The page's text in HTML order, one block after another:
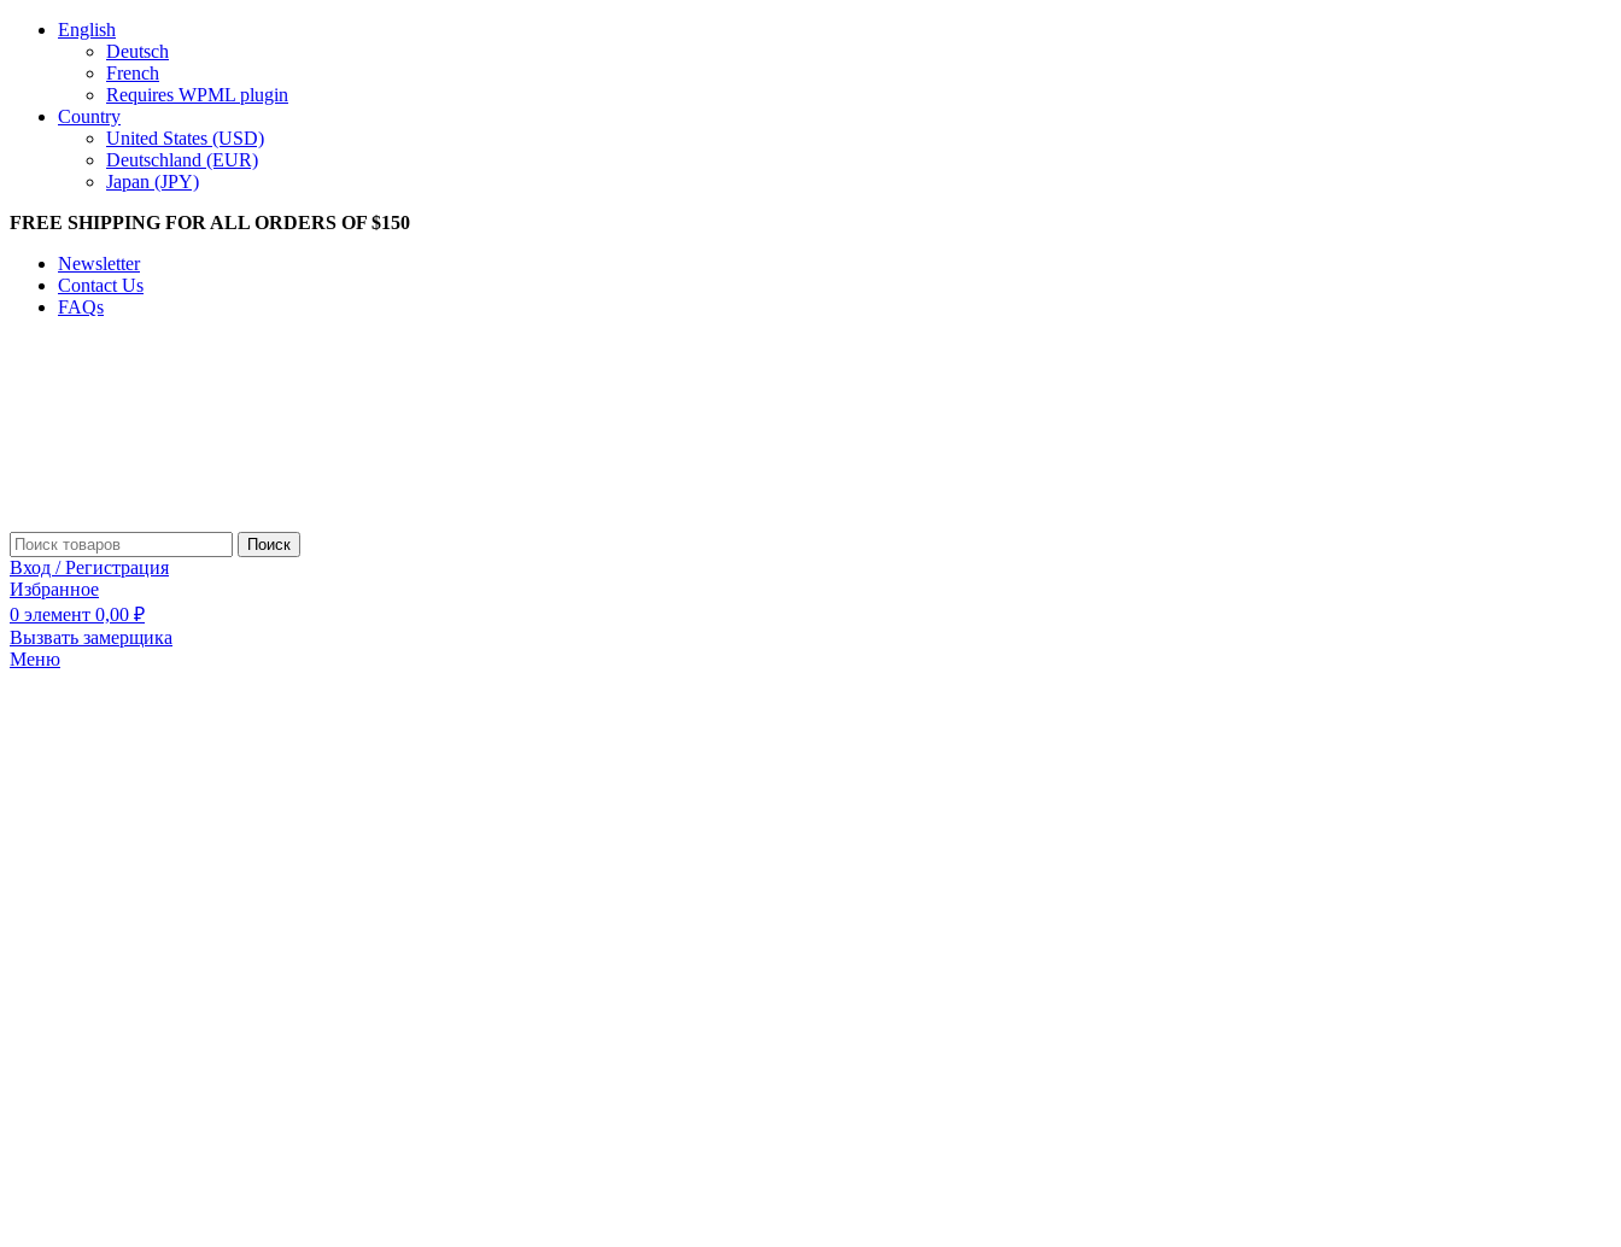
English
Deutsch
French
Requires WPML plugin
Country
United States (USD)
Deutschland (EUR)
Japan (JPY)
FREE SHIPPING FOR ALL ORDERS OF $150
Newsletter
Contact Us
FAQs
Поиск
Вход / Регистрация
Избранное
0 элемент 0,00 ₽
Вызвать замерщика
Меню